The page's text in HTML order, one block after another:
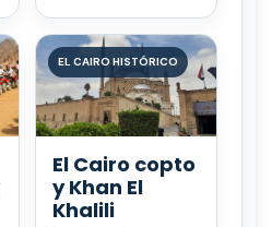
EL CAIRO HISTÓRICO
El Cairo copto
y Khan El
Khalili